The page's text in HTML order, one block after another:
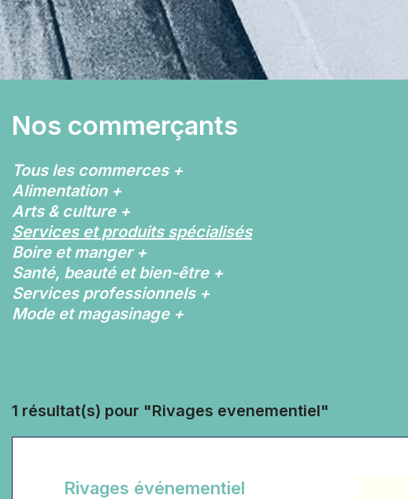
Nos commerçants
Tous les commerces +
Alimentation +
Arts & culture +
Services et produits spécialisés
Boire et manger +
Santé, beauté et bien-être +
Services professionnels +
Mode et magasinage +
1 résultat(s) pour "Rivages evenementiel"
Rivages événementiel